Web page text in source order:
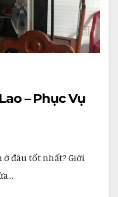
– Phục Vụ
ở đâu tốt nhất? Giới